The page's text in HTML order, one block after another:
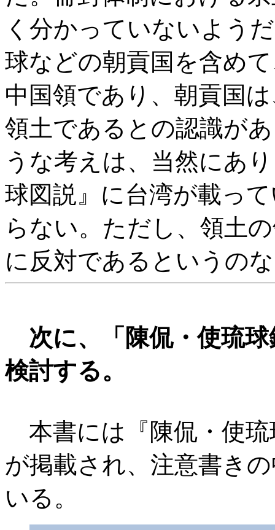
く分かっていないよう
球などの朝貢国を含め
中国領であり、朝貢国
領土であるとの認識が
うな考えは、当然にあ
球図説』に台湾が載っ
らない。ただし、領土
に反対であるというの
次に、「陳侃・使琉
検討する。
本書には『陳侃・使琉
が掲載され、注意書き
いる。